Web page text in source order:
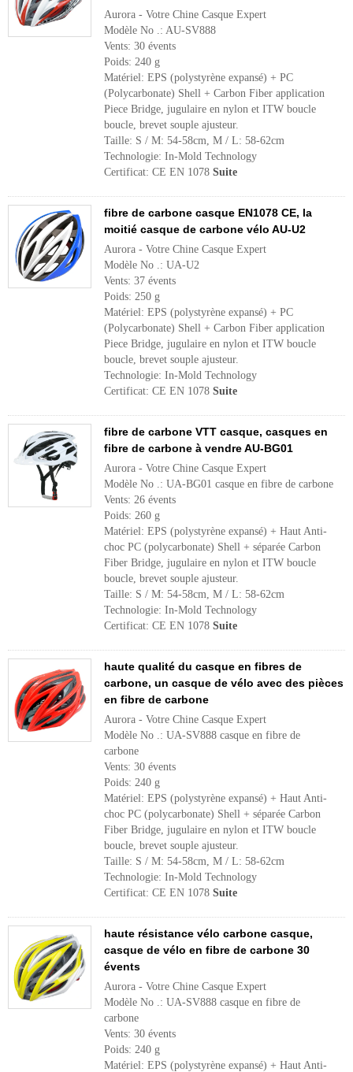
Aurora - Votre Chine Casque Expert
Modèle No .: AU-SV888
Vents: 30 évents
Poids: 240 g
Matériel: EPS (polystyrène expansé) + PC
(Polycarbonate) Shell + Carbon Fiber application
Piece Bridge, jugulaire en nylon et ITW boucle
boucle, brevet souple ajusteur.
Taille: S / M: 54-58cm, M / L: 58-62cm
Technologie: In-Mold Technology
Certificat: CE EN 1078 Suite
fibre de carbone casque EN1078 CE, la
moitié casque de carbone vélo AU-U2
Aurora - Votre Chine Casque Expert
Modèle No .: UA-U2
Vents: 37 évents
Poids: 250 g
Matériel: EPS (polystyrène expansé) + PC
(Polycarbonate) Shell + Carbon Fiber application
Piece Bridge, jugulaire en nylon et ITW boucle
boucle, brevet souple ajusteur.
Technologie: In-Mold Technology
Certificat: CE EN 1078 Suite
fibre de carbone VTT casque, casques en
fibre de carbone à vendre AU-BG01
Aurora - Votre Chine Casque Expert
Modèle No .: UA-BG01 casque en fibre de carbone
Vents: 26 évents
Poids: 260 g
Matériel: EPS (polystyrène expansé) + Haut Anti-
choc PC (polycarbonate) Shell + séparée Carbon
Fiber Bridge, jugulaire en nylon et ITW boucle
boucle, brevet souple ajusteur.
Taille: S / M: 54-58cm, M / L: 58-62cm
Technologie: In-Mold Technology
Certificat: CE EN 1078 Suite
haute qualité du casque en fibres de
carbone, un casque de vélo avec des pièces
en fibre de carbone
Aurora - Votre Chine Casque Expert
Modèle No .: UA-SV888 casque en fibre de
carbone
Vents: 30 évents
Poids: 240 g
Matériel: EPS (polystyrène expansé) + Haut Anti-
choc PC (polycarbonate) Shell + séparée Carbon
Fiber Bridge, jugulaire en nylon et ITW boucle
boucle, brevet souple ajusteur.
Taille: S / M: 54-58cm, M / L: 58-62cm
Technologie: In-Mold Technology
Certificat: CE EN 1078 Suite
haute résistance vélo carbone casque,
casque de vélo en fibre de carbone 30
évents
Aurora - Votre Chine Casque Expert
Modèle No .: UA-SV888 casque en fibre de
carbone
Vents: 30 évents
Poids: 240 g
Matériel: EPS (polystyrène expansé) + Haut Anti-